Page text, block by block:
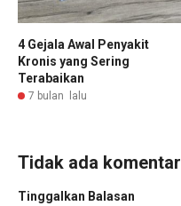
4 Gejala Awal Penyakit
Kronis yang Sering
Terabaikan
7 bulan lalu
Tidak ada komentar
Tinggalkan Balasan